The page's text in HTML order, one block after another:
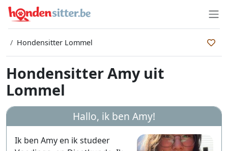
Hondensitter Lommel
Hondensitter Amy uit
Lommel
Hallo, ik ben Amy!
Ik ben Amy en ik studeer